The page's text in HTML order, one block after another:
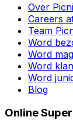
Over
Careers
Team
Word
Word
Word
Word
Blog
Online